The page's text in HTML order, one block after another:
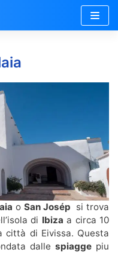
o San Josép si trova
di Ibiza a circa 10
città di Eivissa. Questa
dallespiagge piu